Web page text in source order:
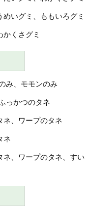
いグミ、ももいろグミ
くさグミ
み、モモンのみ
っかつのタネ
ネ、ワープのタネ
ネ
ネ、ワープのタネ、すい